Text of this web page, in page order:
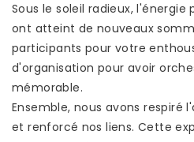
Sous le soleil radieux,
ont atteint de nouveaux
participants pour votre
d'organisation pour avoir
mémorable.
Ensemble, nous avons respiré
et renforcé nos liens. Cette